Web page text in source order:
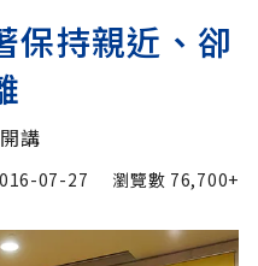
保持親近、卻
講
07-27 瀏覽數 76,700+